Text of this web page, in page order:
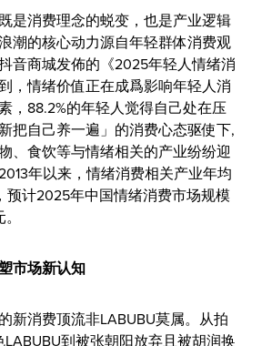
是消费理念的蜕变，也是产业逻辑
潮的核心动力源自年轻群体消费观
音商城发佈的《2025年轻人情绪消
，情绪价值正在成爲影响年轻人消
，88.2%的年轻人觉得自己处在压
把自己养一遍」的消费心态驱使下,
、食饮等与情绪相关的产业纷纷迎
年以来，情绪消费相关产业年均
预计2025年中国情绪消费市场规模
市场新认知
新消费顶流非LABUBU莫属。从拍
LABUBU到被张朝阳放弃且被胡润换